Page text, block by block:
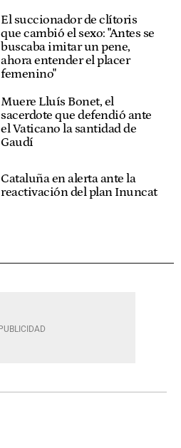
El succionador de clítoris
que cambió el sexo: "Antes se
buscaba imitar un pene,
ahora entender el placer
femenino"
Muere Lluís Bonet, el
sacerdote que defendió ante
el Vaticano la santidad de
Gaudí
Cataluña en alerta ante la
reactivación del plan Inuncat